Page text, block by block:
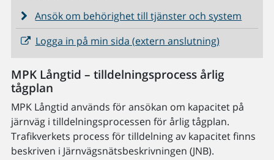
Ansök om behörighet till tjänster och system
Logga in på min sida (extern anslutning)
MPK Långtid – tilldelningsprocess årlig
tågplan
MPK Långtid används för ansökan om kapacitet på
järnväg i tilldelningsprocessen för årlig tågplan.
Trafikverkets process för tilldelning av kapacitet finns
beskriven i Järnvägsnätsbeskrivningen (JNB).